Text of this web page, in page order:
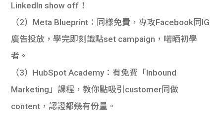
LinkedIn show off！
（2）Meta Blueprint ：同樣免費，專攻Facebook同IG
廣告投放，學完即刻識點set campaign，啱晒初學
者。
（3）HubSpot Academy：有免費「Inbound
Marketing」課程，教你點吸引customer同做
content，認證都幾有份量。